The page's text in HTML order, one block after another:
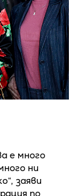
е много
ни
заяви
по